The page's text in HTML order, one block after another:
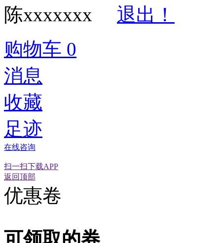
陈xxxxxxx
退出！
购物车 0
消息
收藏
足迹
在线咨询
扫一扫下载APP
返回顶部
优惠卷